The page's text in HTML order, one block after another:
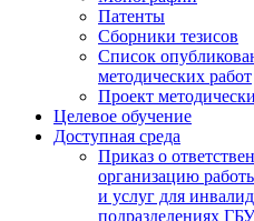
Патенты
Сборники тезисов
Список
методических работ
Проект
Целевое обучение
Доступная среда
Приказ о
организацию
и услуг для
подразделениях